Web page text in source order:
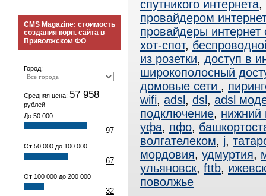
CMS Magazine: стоимость
создания корп. сайта в
Приволжском ФО
Город:
Средняя цена: 57 958
рублей
До 50 000
97
От 50 000 до 100 000
67
От 100 000 до 200 000
32
спутникого интернета,
провайдером
провайдеры интернет
хот-спот,
из розетки, доступ в
широкополосный
домовые сети ,
wifi, adsl , dsl , adsl
подключение, нижний
уфа, пфо,
волгателеком, j,
мордовия, удмуртия,
ульяновск, fttb, ижевск
поволжье